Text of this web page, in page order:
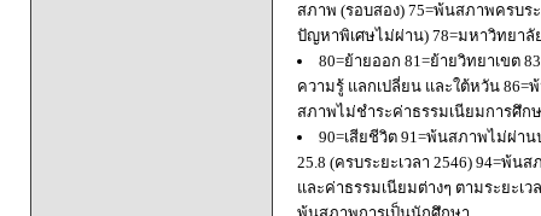
สภาพ (รอบสอง) 75=พ้นสภาพครบ
ปัญหาพิเศษไม่ผ่าน) 78=มหาวิทยา
80=ย้ายออก 81=ย้ายวิทยาเขต
ความรู้ แลกเปลี่ยน และใต้หวัน
สภาพไม่ชำระค่าธรรมเนียมการศึก
90=เสียชีวิต 91=พ้นสภาพไม่ผ่า
25.8 (ครบระยะเวลา 2546) 94=พ้
และค่าธรรมเนียมต่างๆ ตามระยะเ